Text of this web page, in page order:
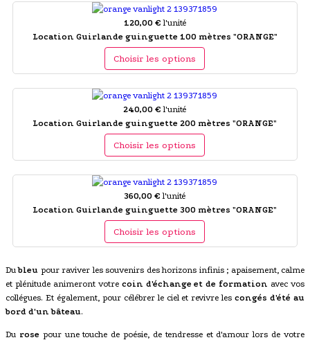
120,00 € l'unité
Location Guirlande guinguette 100 mètres "ORANGE"
Choisir les options
240,00 € l'unité
Location Guirlande guinguette 200 mètres "ORANGE"
Choisir les options
360,00 € l'unité
Location Guirlande guinguette 300 mètres "ORANGE"
Choisir les options
Dubleu pour raviver les souvenirs des horizons infinis ; apaisement, calme
et plénitude animeront votre coin d'échange et de formation avec vos
collégues. Et également, pour célébrer le ciel et revivre lescongés d'été au
bord d'un bâteau.
Du rosepour une touche de poésie, de tendresse et d'amour lors de votre